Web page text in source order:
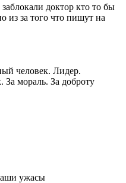
доктор кто то бы
из за того что пишут на
человек. Лидер.
мораль. За доброту
ужасы